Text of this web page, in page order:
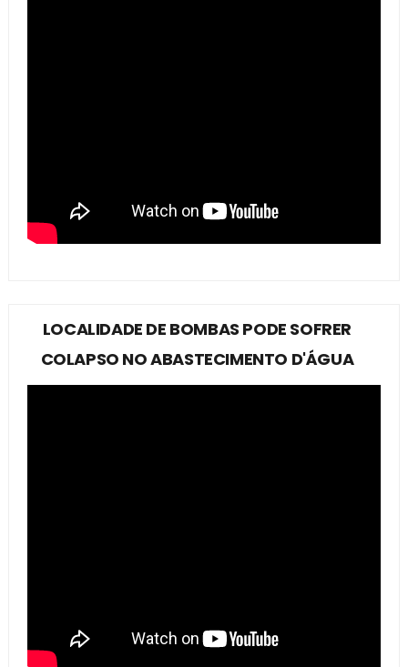
LOCALIDADE DE BOMBAS PODE SOFRER
COLAPSO NO ABASTECIMENTO D'ÁGUA